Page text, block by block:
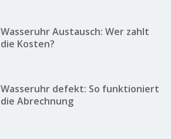
Wasseruhr Austausch: Wer zahlt
die Kosten?
Wasseruhr defekt: So funktioniert
die Abrechnung